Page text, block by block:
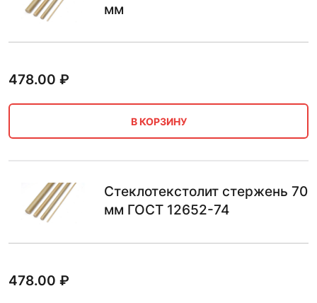
мм
478.00 ₽
В КОРЗИНУ
Стеклотекстолит стержень 70
мм ГОСТ 12652-74
478.00 ₽